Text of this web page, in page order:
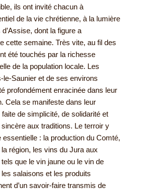
ils ont invité chacun à
de la vie chrétienne, à la lumière
dont la figure a
cette semaine. Très vite, au fil des
été touchés par la richesse
de la population locale. Les
le-Saunier et de ses environs
profondément enracinée dans leur
Cela se manifeste dans leur
de simplicité, de solidarité et
sincère aux traditions. Le terroir y
: la production du Comté,
région, les vins du Jura aux
que le vin jaune ou le vin de
salaisons et les produits
d’un savoir-faire transmis de